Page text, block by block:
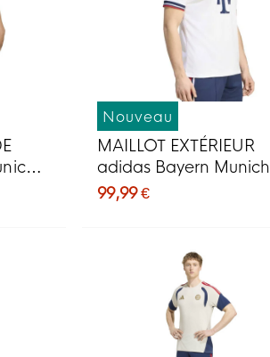
Nouveau
MAILLOT EXTÉRIEUR
adidas Bayern Munich
2026-2027
99,99 €